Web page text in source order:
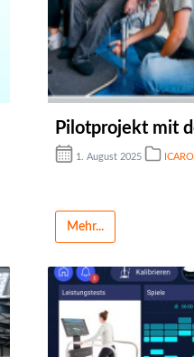
Pilotprojekt mit
1. August 2025
Mehr...